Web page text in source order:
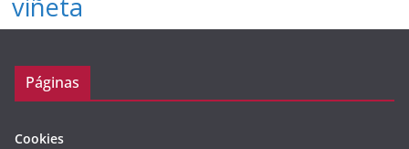
viñeta
Páginas
Cookies